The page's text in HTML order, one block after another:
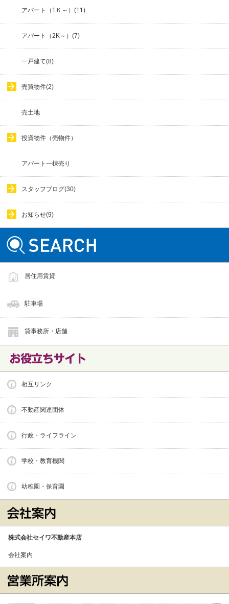
アパート（1Ｋ～）(11)
アパート（2K～）(7)
一戸建て(8)
売買物件(2)
売土地
投資物件（売物件）
アパート一棟売り
スタッフブログ(30)
お知らせ(9)
居住用賃貸
駐車場
貸事務所・店舗
相互リンク
不動産関連団体
行政・ライフライン
学校・教育機関
幼稚園・保育園
株式会社セイワ不動産本店
会社案内